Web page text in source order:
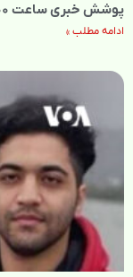
پوشش خبری ساعت ۱۷:۰۰ – رادیو فردا
ادامه مطلب »